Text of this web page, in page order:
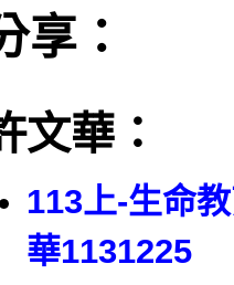
享：
文華：
113上-生命
華1131225